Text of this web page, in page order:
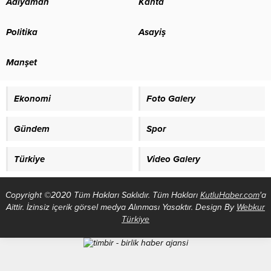
bağlı siroz tespit ettik. Bu vakayı
kongrelerde hakemlerin onayıyla
‘Giresun Sendromu’ adını verdik”
dedi....
grup öğrenci Humboldt
Politika Asayiş
Manşet
Ekonomi Foto Galery
Gündem Spor
Türkiye Video Galery
Copyright ©2020 Tüm Hakları Saklıdır. Tüm Hakları KutluHaber.com'a
Aittir. İzinsiz içerik görsel medya Alınması Yasaktır. Design By Webkur
Türkiye